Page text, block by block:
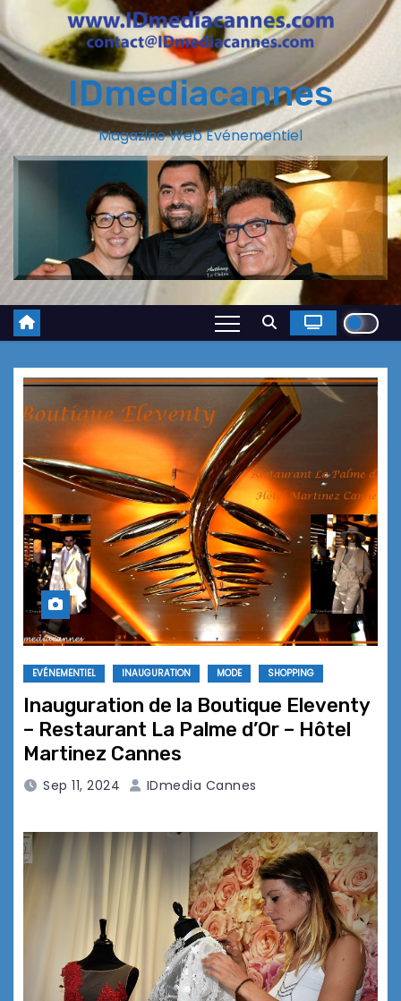
IDmediacannes
Magazine Web Evénementiel
EVÉNEMENTIEL INAUGURATION MODE SHOPPING
Inauguration de la Boutique Eleventy
– Restaurant La Palme d’Or – Hôtel
Martinez Cannes
Sep 11, 2024 IDmedia Cannes